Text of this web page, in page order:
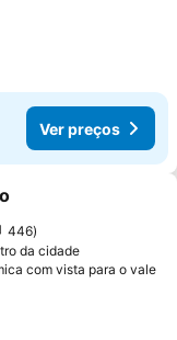
Ver preços
favoritos
446
da cidade
com vista para o vale